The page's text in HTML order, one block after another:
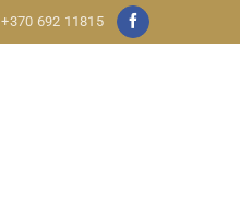
+370 692 11815